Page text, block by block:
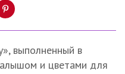
выполненный в
и цветами для